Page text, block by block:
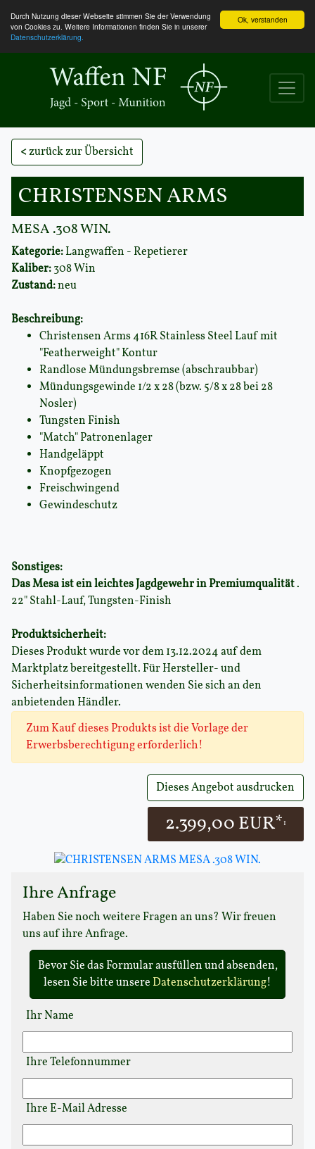
Ok, verstanden
Durch Nutzung dieser Webseite stimmen Sie der Verwendung
von Cookies zu. Weitere Informationen finden Sie in unserer
Datenschutzerklärung.
<zurück zur Übersicht
CHRISTENSEN ARMS
MESA .308 WIN.
Kategorie:Langwaffen - Repetierer
Kaliber:308 Win
Zustand:neu
Beschreibung:
Christensen Arms 416R Stainless Steel Lauf mit
"Featherweight" Kontur
Randlose Mündungsbremse (abschraubbar)
Mündungsgewinde 1/2 x 28 (bzw. 5/8 x 28 bei 28
Nosler)
Tungsten Finish
"Match" Patronenlager
Handgeläppt
Knopfgezogen
Freischwingend
Gewindeschutz
Sonstiges:
Das Mesa ist ein leichtes Jagdgewehr in Premiumqualität.
22" Stahl-Lauf, Tungsten-Finish
Produktsicherheit:
Dieses Produkt wurde vor dem 13.12.2024 auf dem
Marktplatz bereitgestellt. Für Hersteller- und
Sicherheitsinformationen wenden Sie sich an den
anbietenden Händler.
Zum Kauf dieses Produkts ist die Vorlage der
Erwerbsberechtigung erforderlich!
Dieses Angebot ausdrucken
2.399,00 EUR*1
Ihre Anfrage
Haben Sie noch weitere Fragen an uns? Wir freuen
uns auf ihre Anfrage.
Bevor Sie das Formular ausfüllen und absenden,
lesen Sie bitte unsere Datenschutzerklärung!
Ihr Name
Ihre Telefonnummer
Ihre E-Mail Adresse